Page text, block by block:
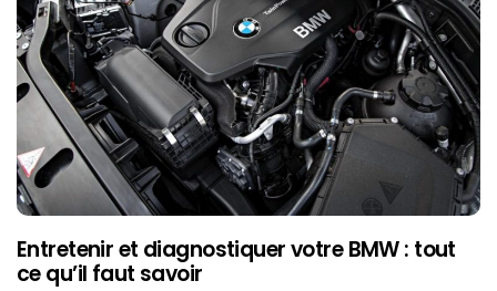
Entretenir et diagnostiquer votre BMW : tout
ce qu’il faut savoir